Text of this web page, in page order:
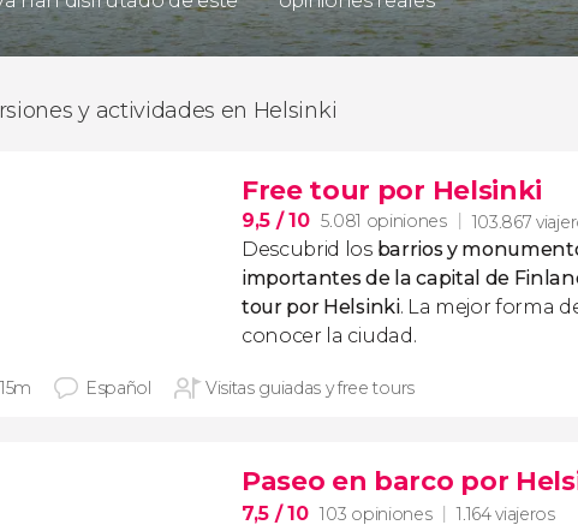
y actividades en Helsinki
Free tour por Helsinki
9,5 / 10 5.081 opiniones 103.867
Descubrid losbarrios y
importantes de la capital de
tour por Helsinki. La mejor forma
conocer la ciudad.
Español Visitas guiadas y free tours
Paseo en barco por
7,5 / 10 103 opiniones 1.164 viajeros